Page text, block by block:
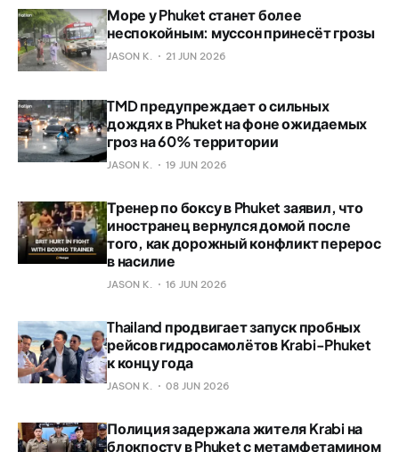
Море у Phuket станет более
неспокойным: муссон принесёт грозы
JASON K. 21 JUN 2026
TMD предупреждает о сильных
дождях в Phuket на фоне ожидаемых
гроз на 60% территории
JASON K. 19 JUN 2026
Тренер по боксу в Phuket заявил, что
иностранец вернулся домой после
того, как дорожный конфликт перерос
в насилие
JASON K. 16 JUN 2026
Thailand продвигает запуск пробных
рейсов гидросамолётов Krabi-Phuket
к концу года
JASON K. 08 JUN 2026
Полиция задержала жителя Krabi на
блокпосту в Phuket с метамфетамином